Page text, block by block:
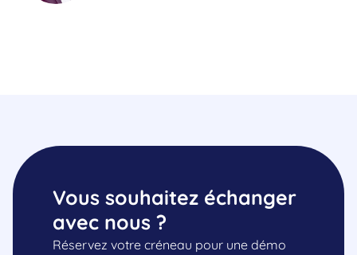
Vous souhaitez échanger
avec nous ?
Réservez votre créneau pour une démo